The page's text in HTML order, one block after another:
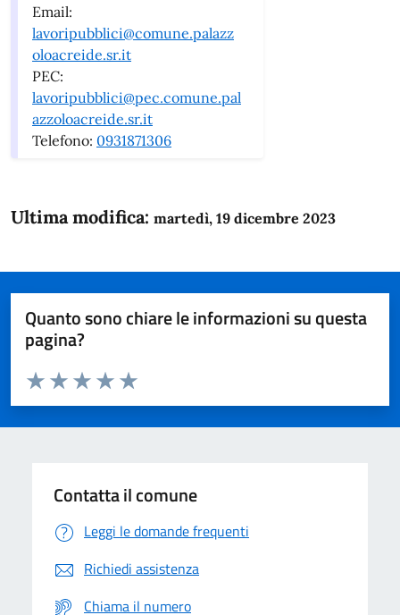
Email:
lavoripubblici@comune.palazz
oloacreide.sr.it
PEC:
lavoripubblici@pec.comune.pal
azzoloacreide.sr.it
Telefono: 0931871306
Ultima modifica: martedì, 19 dicembre 2023
Quanto sono chiare le informazioni su questa
pagina?
Domanda
Valuta da 1 a 5 stelle la pagina
Valuta 5 stelle su 5
Valuta 4 stelle su 5
Valuta 3 stelle su 5
Valuta 2 stelle su 5
Valuta 1 stelle su 5
Contatta il comune
Leggi le domande frequenti
Richiedi assistenza
Chiama il numero